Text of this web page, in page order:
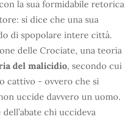
la sua formidabile retorica
si dice che una sua
di spopolare intere città.
delle Crociate, una teoria
del malicidio, secondo cui
cattivo - ovvero che si
uccide davvero un uomo.
chi uccideva